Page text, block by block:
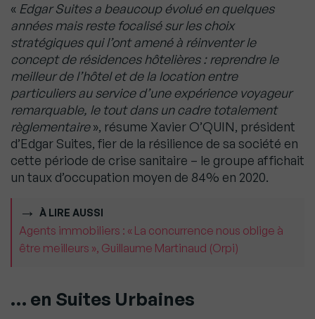
« Edgar Suites a beaucoup évolué en quelques
années mais reste focalisé sur les choix
stratégiques quil’ont amené à réinventer le
concept de résidences hôtelières : reprendre le
meilleur de l’hôtel et de la location entre
particuliers au service d’une expérience voyageur
remarquable, le toutdans un cadre totalement
règlementaire», résume Xavier O’QUIN, président
d’Edgar Suites, fier de la résilience de sa société en
cette période de crise sanitaire – le groupe affichait
un taux d’occupation moyen de 84% en 2020.
À LIRE AUSSI
Agents immobiliers : « La concurrence nous oblige à
être meilleurs », Guillaume Martinaud (Orpi)
… en Suites Urbaines